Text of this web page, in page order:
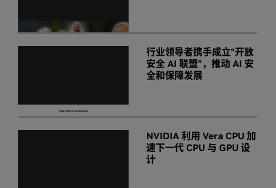
行业领导者携手成立“开放
安全 AI 联盟”，推动 AI 安
全和保障发展
NVIDIA 利用 Vera CPU 加
速下一代 CPU 与 GPU 设
计